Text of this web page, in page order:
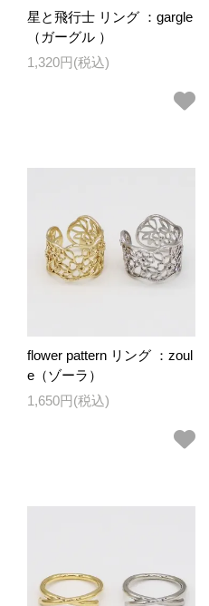
星と飛行士 リング ：gargle
（ガーグル ）
1,320円(税込)
flower pattern リング ：zoul
e（ゾーラ）
1,650円(税込)